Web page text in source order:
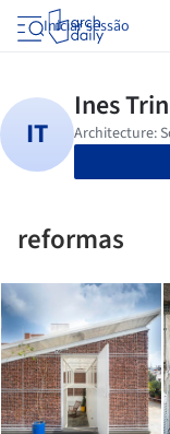
Iniciar sessão
reformas